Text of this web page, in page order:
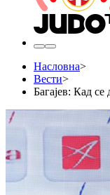
Насловна>
Вести>
Багајев: Кад